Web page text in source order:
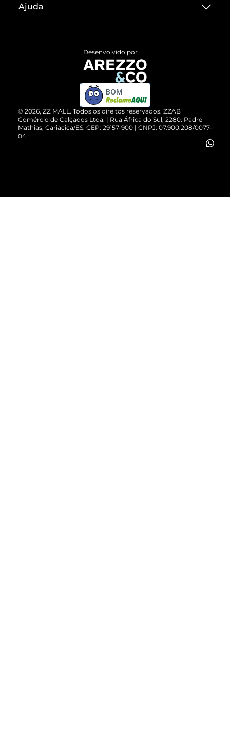
Termos de Uso
ZZ MALL é confiável
Cartão Presente
Vendas Corporativas
Ajuda
Devolução do Produto
Compre pelo WhatsApp
© 2026, ZZ MALL. Todos os direitos reservados. ZZAB
Comércio de Calçados Ltda. | Rua África do Sul, 2280. Padre
Mathias, Cariacica/ES. CEP: 29157-900 | CNPJ: 07.900.208/0077-
04
Desenvolvido por
BOM